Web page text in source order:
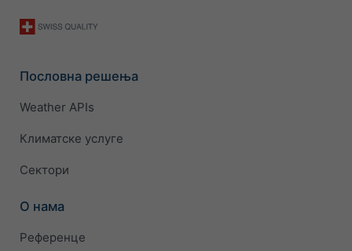
Пословна решења
Weather APIs
Климатске услуге
Сектори
О нама
Референце